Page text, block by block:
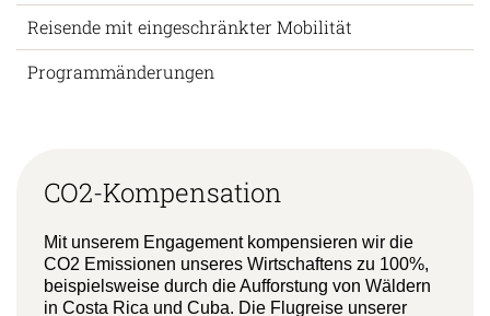
Reisende mit eingeschränkter Mobilität
Programmänderungen
CO2-Kompensation
Mit unserem Engagement kompensieren wir die
CO2 Emissionen unseres Wirtschaftens zu 100%,
beispielsweise durch die Aufforstung von Wäldern
in Costa Rica und Cuba. Die Flugreise unserer